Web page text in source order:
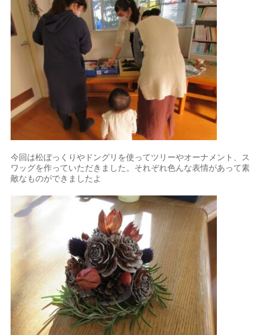
今回は松ぼっくりやドングリを使ってツリーやオーナメント、ス
ワッグを作っていただきました。それぞれ色んな表情があって素
敵なものができましたよ